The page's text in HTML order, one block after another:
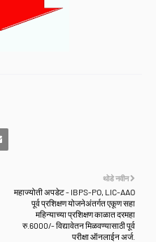
थोडे नवीन
महाज्योती अपडेट - IBPS-PO, LIC-AAO
पूर्व प्रशिक्षण योजनेअंतर्गत एकूण सहा
महिन्याच्या प्रशिक्षण काळात दरमहा
रु.6000/- विद्यावेतन मिळवण्यासाठी पूर्व
परीक्षा ऑनलाईन अर्ज.